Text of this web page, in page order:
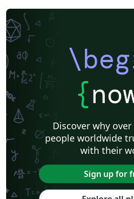
{
Discover why
people worldwide
with their
Sign up for